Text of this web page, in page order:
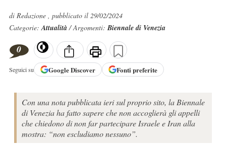
di Redazione , pubblicato il 29/02/2024
Categorie:Attualità/ Argomenti:Biennale di Venezia
0
Seguici su GoogleDiscover Fonti preferite
Con una nota pubblicata ieri sul proprio sito, la Biennale
di Venezia ha fatto sapere che non accoglierà gli appelli
che chiedono di non far partecipare Israele e Iran alla
mostra: “non escludiamo nessuno”.